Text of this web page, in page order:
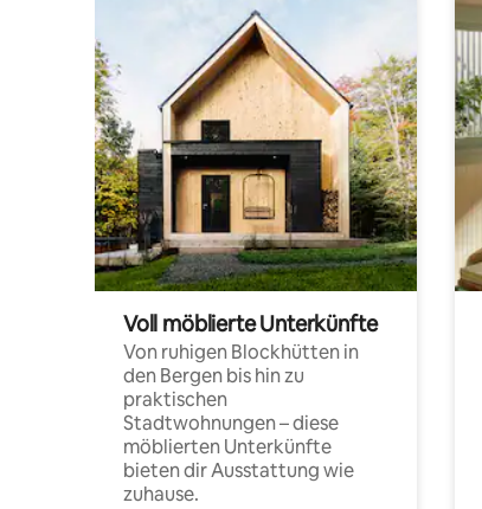
Voll möblierte Unterkünfte
Von ruhigen Blockhütten in
den Bergen bis hin zu
praktischen
Stadtwohnungen – diese
möblierten Unterkünfte
bieten dir Ausstattung wie
zuhause.